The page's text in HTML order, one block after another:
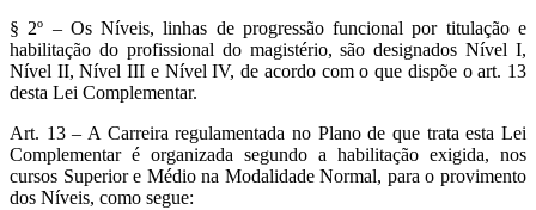
§ 2º – Os Níveis, linhas de progressão funcional por titulação e
habilitação do profissional do magistério, são designados Nível I,
Nível II, Nível III e Nível IV, de acordo com o que dispõe o art. 13
desta Lei Complementar.
Art. 13 – A Carreira regulamentada no Plano de que trata esta Lei
Complementar é organizada segundo a habilitação exigida, nos
cursos Superior e Médio na Modalidade Normal, para o provimento
dos Níveis, como segue: